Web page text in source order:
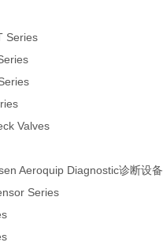
Series
Valves
Aeroquip Diagnostic诊断设备
Series